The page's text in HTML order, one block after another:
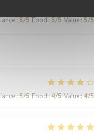
:5/5 Food:5/5 Value:5/5
:5/5 Food:4/5 Value:4/5